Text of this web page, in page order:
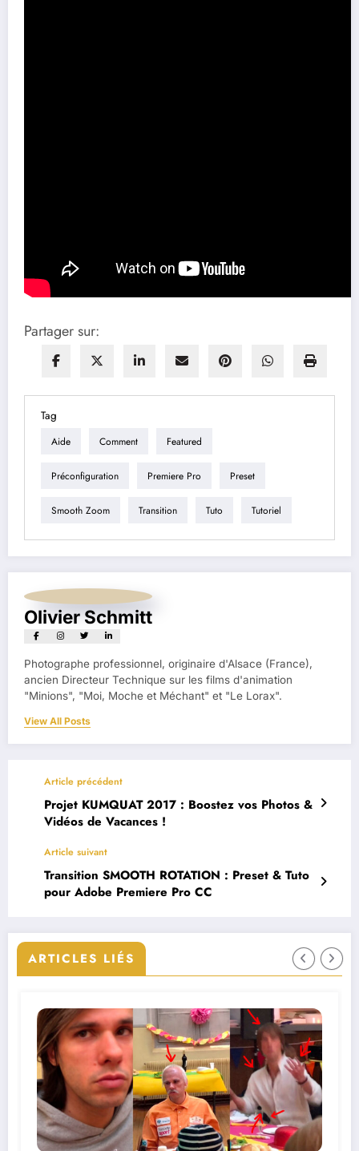
Partager sur:
Tag
Aide Comment Featured
Préconfiguration Premiere Pro Preset
Smooth Zoom Transition Tuto Tutoriel
Olivier Schmitt
Photographe professionnel, originaire d'Alsace (France),
ancien Directeur Technique sur les films d'animation
"Minions", "Moi, Moche et Méchant" et "Le Lorax".
View All Posts
Article précédent
Projet KUMQUAT 2017 : Boostez vos Photos &
Vidéos de Vacances !
Article suivant
Transition SMOOTH ROTATION : Preset & Tuto
pour Adobe Premiere Pro CC
ARTICLES LIÉS